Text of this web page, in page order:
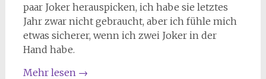
paar Joker herauspicken, ich habe sie letztes
Jahr zwar nicht gebraucht, aber ich fühle mich
etwas sicherer, wenn ich zwei Joker in der
Hand habe.
Mehr lesen →